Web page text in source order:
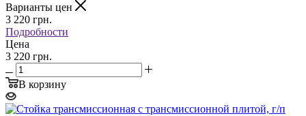
Варианты цен
3 220 грн.
Подробности
Цена
3 220 грн.
В корзину